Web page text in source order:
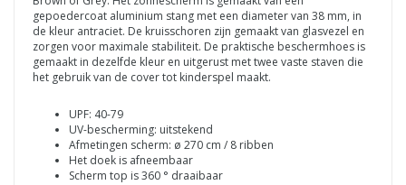
gepoedercoat aluminium stang met een diameter van 38 mm, in
de kleur antraciet. De kruisschoren zijn gemaakt van glasvezel en
zorgen voor maximale stabiliteit. De praktische beschermhoes is
gemaakt in dezelfde kleur en uitgerust met twee vaste staven die
het gebruik van de cover tot kinderspel maakt.
UPF: 40-79
UV-bescherming: uitstekend
Afmetingen scherm: ø 270 cm / 8 ribben
Het doek is afneembaar
Scherm top is 360 ° draaibaar